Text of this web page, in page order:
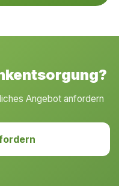
Angebot anfordern